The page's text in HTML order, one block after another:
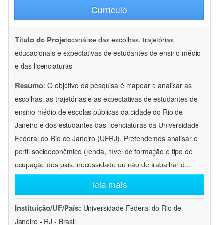
Currículo
Título do Projeto:análise das escolhas, trajetórias
educacionais e expectativas de estudantes de ensino médio
e das licenciaturas
Resumo: O objetivo da pesquisa é mapear e analisar as
escolhas, as trajetórias e as expectativas de estudantes de
ensino médio de escolas públicas da cidade do Rio de
Janeiro e dos estudantes das licenciaturas da Universidade
Federal do Rio de Janeiro (UFRJ). Pretendemos analisar o
perfil socioeconômico (renda, nível de formação e tipo de
ocupação dos pais, necessidade ou não de trabalhar d...
leia mais
Instituição/UF/País: Universidade Federal do Rio de
Janeiro - RJ - Brasil